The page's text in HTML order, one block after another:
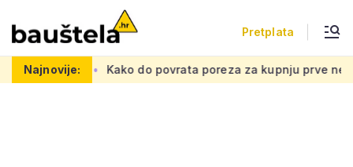
Pretplata
Najnovije:
mrežu Kako do povrata poreza za kupnju prve